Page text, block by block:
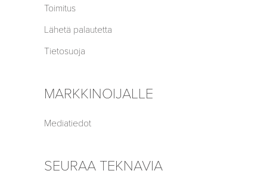
Toimitus
Lähetä palautetta
Tietosuoja
MARKKINOIJALLE
Mediatiedot
SEURAA TEKNAVIA